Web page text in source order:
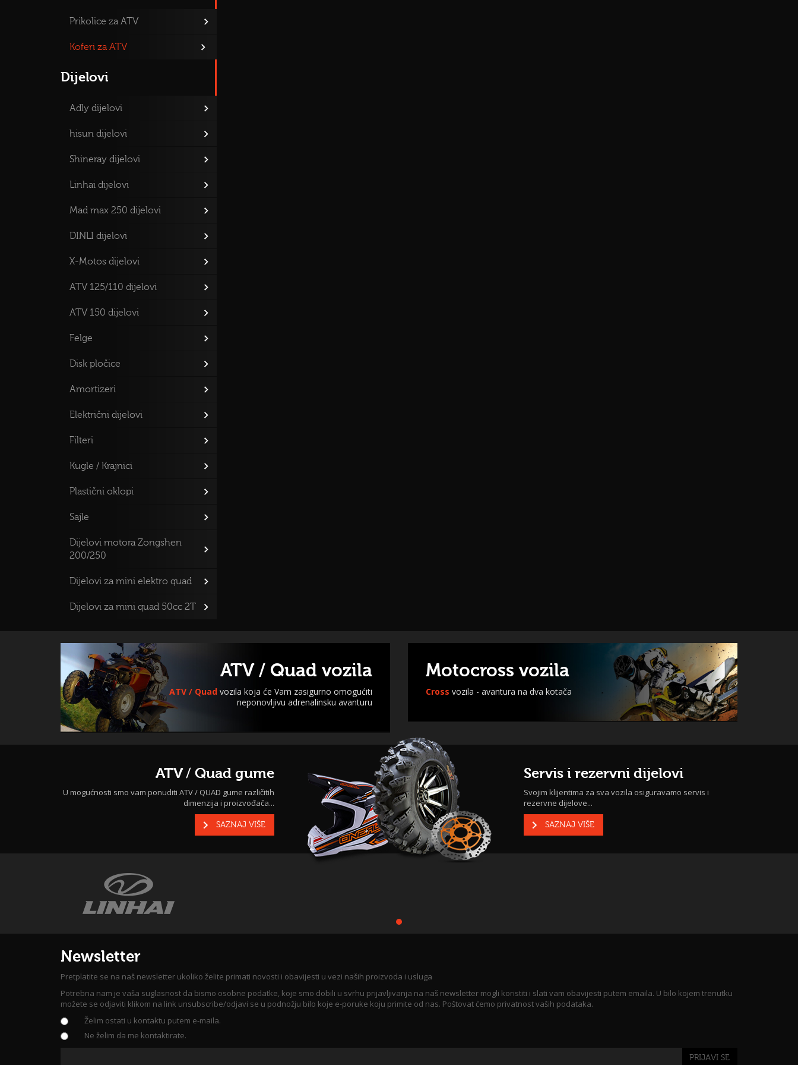
Prikolice za ATV
Koferi za ATV
Dijelovi
Adly dijelovi
hisun dijelovi
Shineray dijelovi
Linhai dijelovi
Mad max 250 dijelovi
DINLI dijelovi
X-Motos dijelovi
ATV 125/110 dijelovi
ATV 150 dijelovi
Felge
Disk pločice
Amortizeri
Električni dijelovi
Filteri
Kugle / Krajnici
Plastični oklopi
Sajle
Dijelovi motora Zongshen
200/250
Dijelovi za mini elektro quad
Dijelovi za mini quad 50cc 2T
ATV / Quad vozila
ATV / Quad vozila koja će Vam zasigurno omogućiti
neponovljivu adrenalinsku avanturu
Motocross vozila
Cross vozila - avantura na dva kotača
ATV / Quad gume
U mogućnosti smo vam ponuditi ATV / QUAD gume različitih
dimenzija i proizvođača...
SAZNAJ VIŠE
Servis i rezervni dijelovi
Svojim klijentima za sva vozila osiguravamo servis i
rezervne dijelove...
SAZNAJ VIŠE
Newsletter
Pretplatite se na naš newsletter ukoliko želite primati novosti i obavijesti u vezi naših proizvoda i usluga
Potrebna nam je vaša suglasnost da bismo osobne podatke, koje smo dobili u svrhu prijavljivanja na naš newsletter mogli koristiti i slati vam obavijesti putem emaila. U bilo kojem trenutku
možete se odjaviti klikom na link unsubscribe/odjavi se u podnožju bilo koje e-poruke koju primite od nas. Poštovat ćemo privatnost vaših podataka.
Želim ostati u kontaktu putem e-maila.
Ne želim da me kontaktirate.
PRIJAVI SE